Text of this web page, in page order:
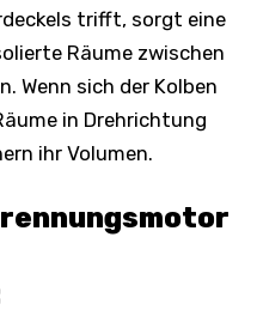
trifft, sorgt eine
Räume zwischen
Wenn sich der Kolben
in Drehrichtung
ihr Volumen.